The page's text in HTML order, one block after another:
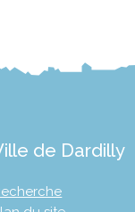
de Dardilly